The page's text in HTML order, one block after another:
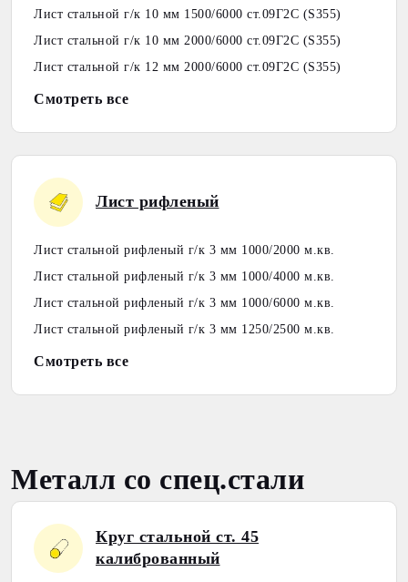
Лист стальной г/к 10 мм 1500/6000 ст.09Г2С (S355)
Лист стальной г/к 10 мм 2000/6000 ст.09Г2С (S355)
Лист стальной г/к 12 мм 2000/6000 ст.09Г2С (S355)
Смотреть все
Лист рифленый
Лист стальной рифленый г/к 3 мм 1000/2000 м.кв.
Лист стальной рифленый г/к 3 мм 1000/4000 м.кв.
Лист стальной рифленый г/к 3 мм 1000/6000 м.кв.
Лист стальной рифленый г/к 3 мм 1250/2500 м.кв.
Смотреть все
Металл со спец.стали
Круг стальной ст. 45
калиброванный